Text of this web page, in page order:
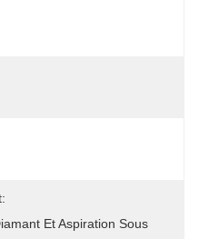
Et Aspiration Sous